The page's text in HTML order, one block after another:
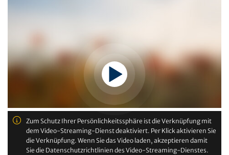
Zum Schutz Ihrer Persönlichkeitssphäre ist die Verknüpfung mit
dem Video-Streaming-Dienst deaktiviert. Per Klick aktivieren Sie
die Verknüpfung. Wenn Sie das Video laden, akzeptieren damit
Sie die Datenschutzrichtlinien des Video-Streaming-Dienstes.